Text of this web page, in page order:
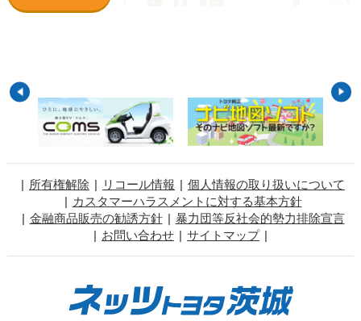
所有権解除 リコール情報
個人情報の取り扱いについて
カスタマーハラスメントに対する基本方針
金融商品販売の勧誘方針
暴力団等反社会的勢力排除宣言
お問い合わせ
サイトマップ